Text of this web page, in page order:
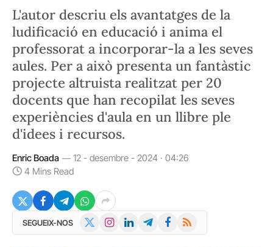
L'autor descriu els avantatges de la
ludificació en educació i anima el
professorat a incorporar-la a les seves
aules. Per a això presenta un fantàstic
projecte altruista realitzat per 20
docents que han recopilat les seves
experiències d'aula en un llibre ple
d'idees i recursos.
Enric Boada
12 - desembre - 2024 · 04:26
4 Mins Read
SEGUEIX-NOS InstagramLinkedInTelegramFacebook
RSS